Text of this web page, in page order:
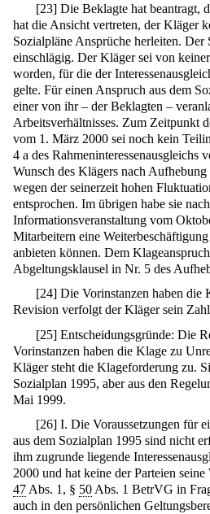
[23] Die Beklagte hat beantragt,
hat die Ansicht vertreten, der Kläger
Sozialpläne Ansprüche herleiten.
einschlägig. Der Kläger sei von
worden, für die der
gelte. Für einen Anspruch aus dem
einer von ihr – der Beklagten –
Arbeitsverhältnisses. Zum Zeitpunkt
vom 1. März 2000 sei noch kein
4 a des Rahmeninteressenausgleichs
Wunsch des Klägers nach Aufhebung
wegen der seinerzeit hohen
entsprochen. Im übrigen habe sie
Informationsveranstaltung vom
Mitarbeitern eine
anbieten können. Dem
Abgeltungsklausel in Nr. 5 des
[24] Die Vorinstanzen haben die
Revision verfolgt der Kläger sein
[25] Entscheidungsgründe: Die
Vorinstanzen haben die Klage zu
Kläger steht die Klageforderung zu.
Sozialplan 1995, aber aus den
Mai 1999.
[26] I. Die Voraussetzungen für
aus dem Sozialplan 1995 sind nicht
ihm zugrunde liegende
2000 und hat keine der Parteien
47Abs. 1, § 50Abs. 1 BetrVG in
auch in den persönlichen